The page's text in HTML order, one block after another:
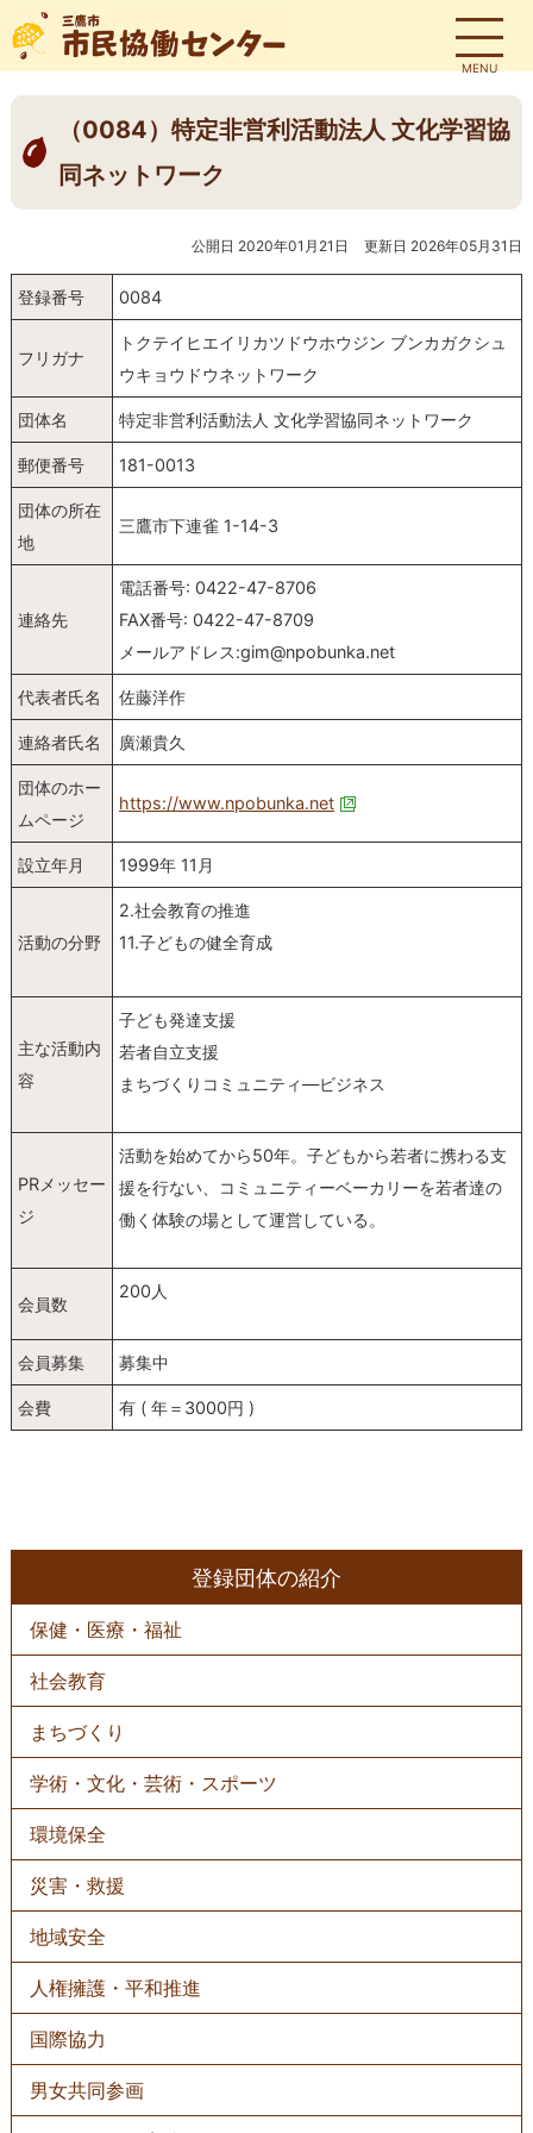
MENU
（0084）特定非営利活動法人 文化学習協
同ネットワーク
公開日 2020年01月21日 更新日 2026年05月31日
登録番号 0084
フリガナ
トクテイヒエイリカツドウホウジン ブンカガクシュ
ウキョウドウネットワーク
団体名 特定非営利活動法人 文化学習協同ネットワーク
郵便番号 181-0013
団体の所在
地
三鷹市下連雀 1-14-3
連絡先
電話番号: 0422-47-8706
FAX番号: 0422-47-8709
メールアドレス:gim@npobunka.net
代表者氏名 佐藤洋作
連絡者氏名 廣瀬貴久
団体のホー
ムページ
https://www.npobunka.net
設立年月 1999年 11月
活動の分野
2.社会教育の推進
11.子どもの健全育成
主な活動内
容
子ども発達支援
若者自立支援
まちづくりコミュニティ―ビジネス
PRメッセー
ジ
活動を始めてから50年。子どもから若者に携わる支
援を行ない、コミュニティーベーカリーを若者達の
働く体験の場として運営している。
会員数
200人
会員募集 募集中
会費 有 ( 年＝3000円 )
登録団体の紹介
保健・医療・福祉
社会教育
まちづくり
学術・文化・芸術・スポーツ
環境保全
災害・救援
地域安全
人権擁護・平和推進
国際協力
男女共同参画